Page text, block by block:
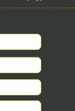
06.